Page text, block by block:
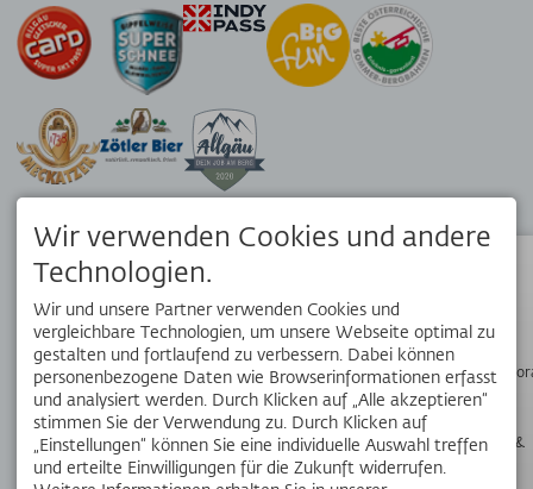
Webcams &
Wetter
APP
Dein Reisebegleiter vor Ort. Hol dir die kostenlose OK Bergbahnen
SOCIAL MEDIA
Wir verwenden Cookies und andere
Technologien.
Wir und unsere Partner verwenden Cookies und
vergleichbare Technologien, um unsere Webseite optimal zu
gestalten und fortlaufend zu verbessern. Dabei können
personenbezogene Daten wie Browserinformationen erfasst
und analysiert werden. Durch Klicken auf „Alle akzeptieren“
stimmen Sie der Verwendung zu. Durch Klicken auf
„Einstellungen“ können Sie eine individuelle Auswahl treffen
und erteilte Einwilligungen für die Zukunft widerrufen.